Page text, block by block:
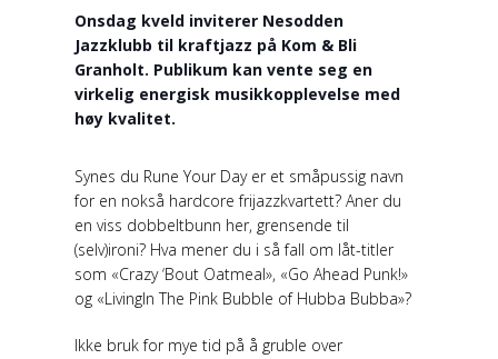
Onsdag kveld inviterer Nesodden
Jazzklubb til kraftjazz på Kom & Bli
Granholt. Publikum kan vente seg en
virkelig energisk musikkopplevelse med
høy kvalitet.
Synes du Rune Your Day er et småpussig navn
for en nokså hardcore frijazzkvartett? Aner du
en viss dobbeltbunn her, grensende til
(selv)ironi? Hva mener du i så fall om låt-titler
som «Crazy ‘Bout Oatmeal», «Go Ahead Punk!»
og «LivingIn The Pink Bubble of Hubba Bubba»?
Ikke bruk for mye tid på å gruble over